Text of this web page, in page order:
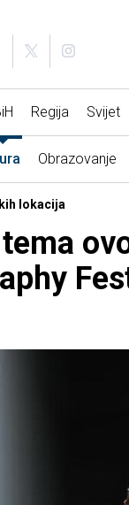
Regija Svijet
Obrazovanje
lokacija